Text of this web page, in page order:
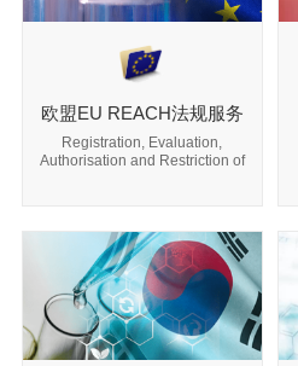
欧盟EU REACH法规服务
Registration, Evaluation,
Authorisation and Restriction of